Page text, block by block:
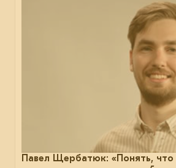
Павел Щербатюк: «Понять, что